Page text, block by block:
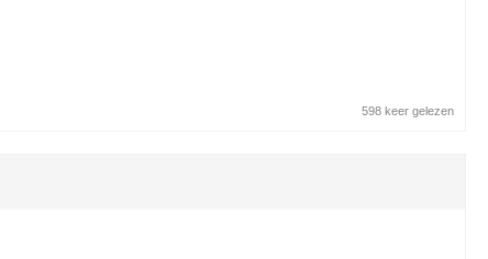
598 keer gelezen